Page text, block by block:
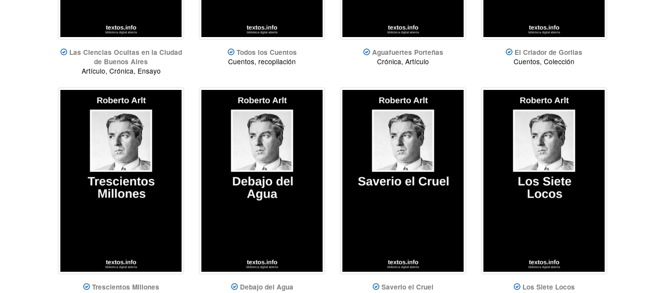
Las Ciencias Ocultas en la Ciudad
de Buenos Aires
Artículo, Crónica, Ensayo
Todos los Cuentos
Cuentos, recopilación
Aguafuertes Porteñas
Crónica, Artículo
El Criador de Gorilas
Cuentos, Colección
Trescientos Millones Debajo del Agua Saverio el Cruel Los Siete Locos